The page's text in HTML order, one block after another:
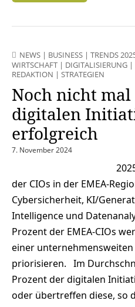
NEWS | BUSINESS | TRENDS
WIRTSCHAFT | DIGITALISIERUNG |
REDAKTION | STRATEGIEN
Noch nicht
digitalen
erfolgreich
7. November 2024
der CIOs in der EMEA-
Cybersicherheit, KI/
Intelligence und
Prozent der EMEA-CIOs
einer
priorisieren. Im
Prozent der digitalen
oder übertreffen diese, so